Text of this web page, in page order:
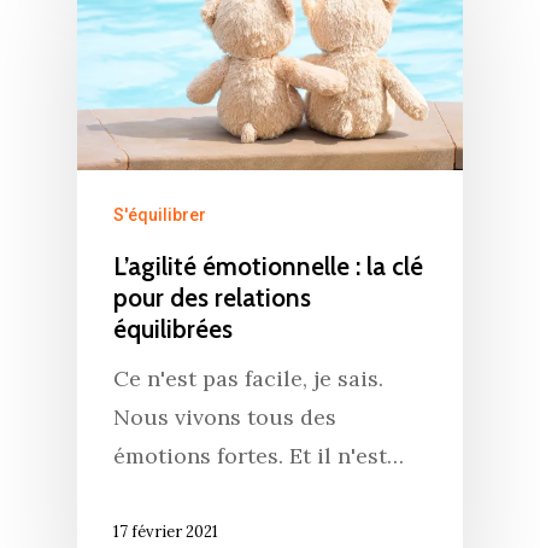
S'équilibrer
L’agilité émotionnelle : la clé
pour des relations
équilibrées
Ce n'est pas facile, je sais.
Nous vivons tous des
émotions fortes. Et il n'est…
17 février 2021